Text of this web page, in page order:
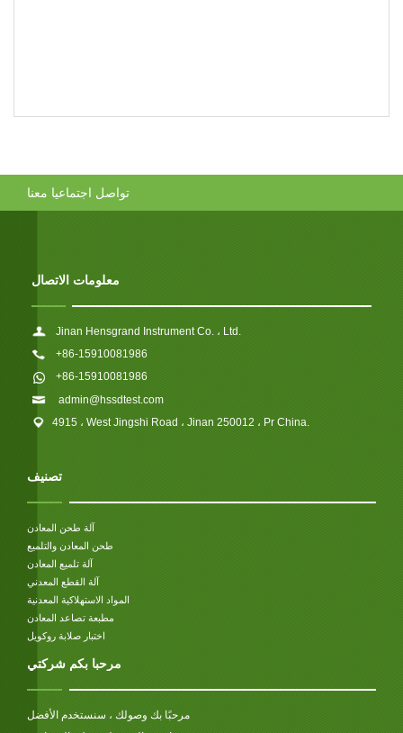
تواصل اجتماعيا معنا
معلومات الاتصال
Jinan Hensgrand Instrument Co. ، Ltd.
+86-15910081986
+86-15910081986
admin@hssdtest.com
4915 ، West Jingshi Road ، Jinan 250012 ، Pr China.
تصنيف
آلة طحن المعادن
طحن المعادن والتلميع
آلة تلميع المعادن
آلة القطع المعدني
المواد الاستهلاكية المعدنية
مطبعة تصاعد المعادن
اختبار صلابة روكويل
مرحبا بكم شركتي
مرحبًا بك وصولك ، سنستخدم الأفضل